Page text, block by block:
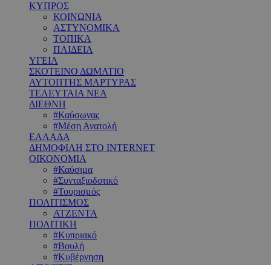
ΚΥΠΡΟΣ
ΚΟΙΝΩΝΙΑ
ΑΣΤΥΝΟΜΙΚΑ
ΤΟΠΙΚΑ
ΠΑΙΔΕΙΑ
ΥΓΕΙΑ
ΣΚΟΤΕΙΝΟ ΔΩΜΑΤΙΟ
ΑΥΤΟΠΤΗΣ ΜΑΡΤΥΡΑΣ
ΤΕΛΕΥΤΑΙΑ ΝΕΑ
ΔΙΕΘΝΗ
#Καύσωνας
#Μέση Ανατολή
ΕΛΛΑΔΑ
ΔΗΜΟΦΙΛΗ ΣΤΟ INTERNET
ΟΙΚΟΝΟΜΙΑ
#Καύσιμα
#Συνταξιοδοτικό
#Τουρισμός
ΠΟΛΙΤΙΣΜΟΣ
ΑΤΖΕΝΤΑ
ΠΟΛΙΤΙΚΗ
#Κυπριακό
#Βουλή
#Κυβέρνηση